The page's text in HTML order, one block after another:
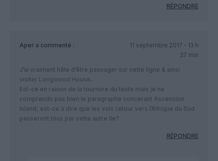
RÉPONDRE
Aper a commenté :
11 septembre 2017 - 13 h
37 min
J’ai vraiment hâte d’être passager sur cette ligne & ainsi
visiter Longwood House..
Est-ce en raison de la tournure du texte mais je ne
comprends pas bien le paragraphe concerant Ascension
Island, est-ce à dire que les vols retour vers l’Afrique du Sud
passeront tous par cette autre Ile?
RÉPONDRE